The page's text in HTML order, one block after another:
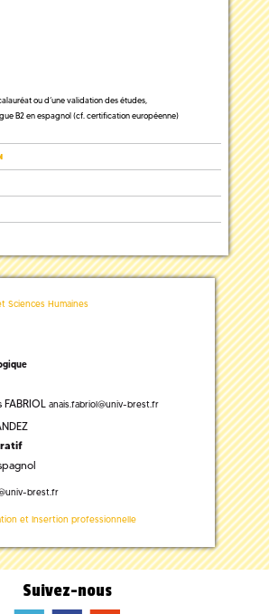
ou d’une validation des études,
B2 en espagnol (cf. certification européenne)
Sciences Humaines
anais.fabriol@univ-brest.fr
univ-brest.fr
et Insertion professionnelle
Suivez-nous